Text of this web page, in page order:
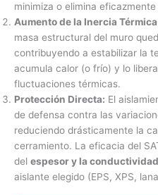
minimiza o elimina
Aumento de la Inercia
masa estructural del muro
contribuyendo a estabilizar la
acumula calor (o frío) y lo
fluctuaciones térmicas.
Protección Directa: El
de defensa contra las
reduciendo drásticamente la
cerramiento. La eficacia del
del espesor y la
aislante elegido (EPS, XPS,